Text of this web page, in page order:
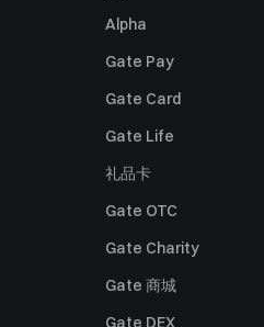
Alpha
Gate Pay
Gate Card
Gate Life
礼品卡
Gate OTC
Gate Charity
Gate 商城
Gate DEX